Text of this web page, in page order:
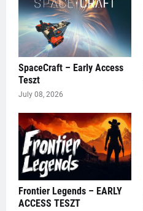
SpaceCraft – Early Access
Teszt
July 08, 2026
Frontier Legends – EARLY
ACCESS TESZT